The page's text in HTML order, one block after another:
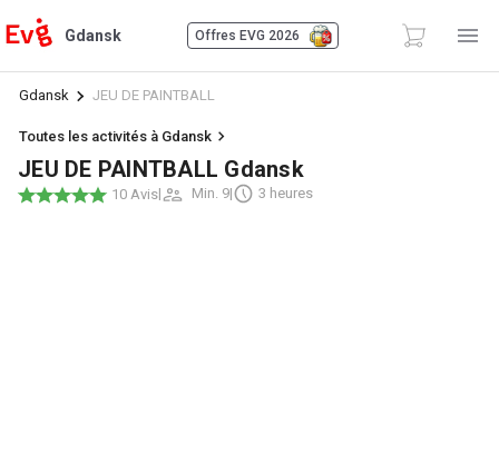
Gdansk Offres EVG 2026
Gdansk JEU DE PAINTBALL
Toutes les activités à Gdansk
JEU DE PAINTBALL Gdansk
10 Avis| Min. 9| 3 heures